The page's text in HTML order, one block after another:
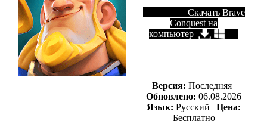
Скачать Brave
Conquest на
компьютер
Версия: Последняя |
Обновлено: 06.08.2026
Язык: Русский | Цена:
Бесплатно